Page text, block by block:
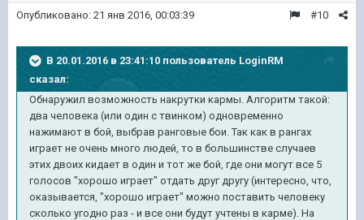
#10
Опубликовано: 21 янв 2016, 00:03:39
В 20.01.2016 в 23:41:10 пользователь LoginRM
сказал:
Обнаружил возможность накрутки кармы. Алгоритм такой:
два человека (или один с твинком) одновременно
нажимают в бой, выбрав ранговые бои. Так как в рангах
играет не очень много людей, то в большинстве случаев
этих двоих кидает в один и тот же бой, где они могут все 5
голосов "хорошо играет" отдать друг другу (интересно, что,
оказывается, "хорошо играет" можно поставить человеку
сколько угодно раз - и все они будут учтены в карме). На